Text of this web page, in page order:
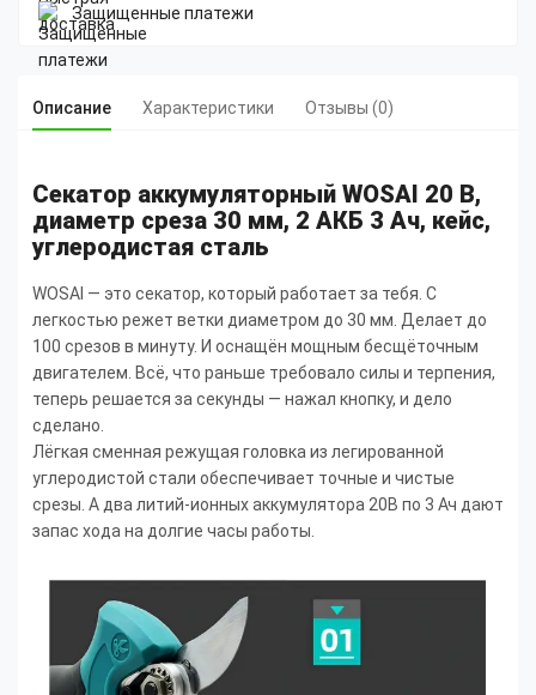
Защищенные платежи
Описание Характеристики Отзывы (0)
Секатор аккумуляторный WOSAI 20 В,
диаметр среза 30 мм, 2 АКБ 3 Ач, кейс,
углеродистая сталь
WOSAI — это секатор, который работает за тебя. С
легкостью режет ветки диаметром до 30 мм. Делает до
100 срезов в минуту. И оснащён мощным бесщёточным
двигателем. Всё, что раньше требовало силы и терпения,
теперь решается за секунды — нажал кнопку, и дело
сделано.
Лёгкая сменная режущая головка из легированной
углеродистой стали обеспечивает точные и чистые
срезы. А два литий-ионных аккумулятора 20В по 3 Ач дают
запас хода на долгие часы работы.